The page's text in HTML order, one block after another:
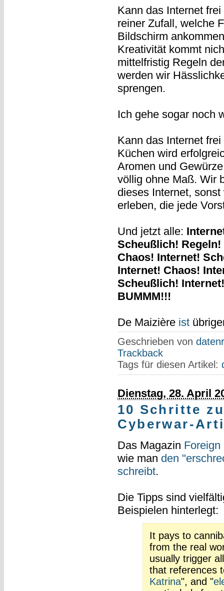
Kann das Internet
reiner Zufall, welche
Bildschirm
Kreativität kommt
mittelfristig Regeln
werden wir
sprengen.
Ich gehe sogar noch
Kann das Internet
Küchen wird
Aromen und
völlig ohne Maß. Wir
dieses Internet,
erleben, die jede
Und jetzt alle:
Scheußlich!
Chaos! Internet!
Internet! Chaos!
Scheußlich!
BUMMM!!!
De Maizière ist
Geschrieben von
Trackback
Tags für diesen Artikel:
Dienstag, 28. April
10 Schritte
Cyberwar-
Das Magazin Foreign
wie man den
schreibt.
Die Tipps sind
Beispielen hinterlegt:
It pays to
from the real
usually trigger
that references
Katrina", and "